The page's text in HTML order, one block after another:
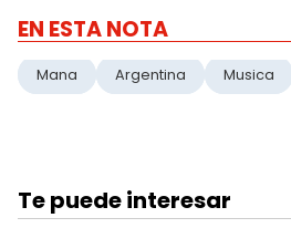
EN ESTA NOTA
Mana Argentina Musica